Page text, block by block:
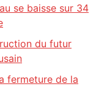
se baisse sur 34
du futur
fermeture de la